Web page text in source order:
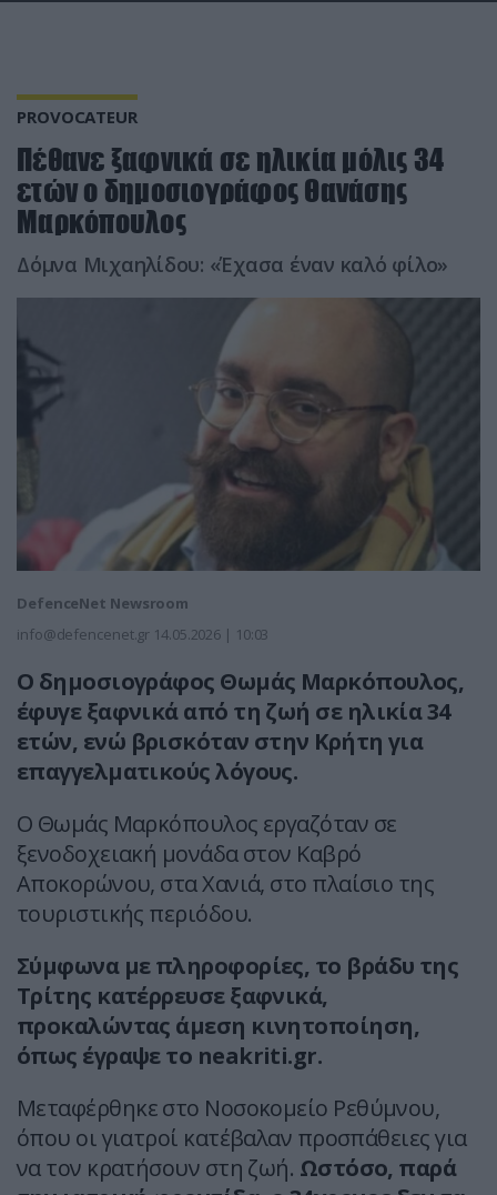
PROVOCATEUR
Πέθανε ξαφνικά σε ηλικία μόλις 34
ετών ο δημοσιογράφος Θανάσης
Μαρκόπουλος
Δόμνα Μιχαηλίδου: «Έχασα έναν καλό φίλο»
DefenceNet Newsroom
info@defencenet.gr 14.05.2026 | 10:03
Ο δημοσιογράφος Θωμάς Μαρκόπουλος,
έφυγε ξαφνικά από τη ζωή σε ηλικία 34
ετών, ενώ βρισκόταν στην Κρήτη για
επαγγελματικούς λόγους.
Ο Θωμάς Μαρκόπουλος εργαζόταν σε
ξενοδοχειακή μονάδα στον Καβρό
Αποκορώνου, στα Χανιά, στο πλαίσιο της
τουριστικής περιόδου.
Σύμφωνα με πληροφορίες, το βράδυ της
Τρίτης κατέρρευσε ξαφνικά,
προκαλώντας άμεση κινητοποίηση,
όπως έγραψε το neakriti.gr.
Μεταφέρθηκε στο Νοσοκομείο Ρεθύμνου,
όπου οι γιατροί κατέβαλαν προσπάθειες για
να τον κρατήσουν στη ζωή. Ωστόσο, παρά